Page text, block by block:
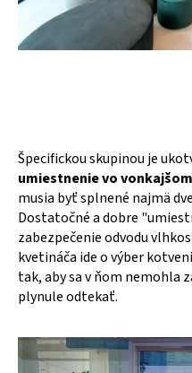
Špecifickou skupinou je
umiestnenie vo
musia byť splnené najmä
Dostatočné a dobre
zabezpečenie odvodu
kvetináča ide o výber
tak, aby sa v ňom nemohla
plynule odtekať.